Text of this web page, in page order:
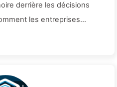
derrière les décisions
les entreprises